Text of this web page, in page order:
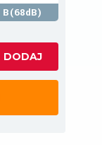
B(68dB)